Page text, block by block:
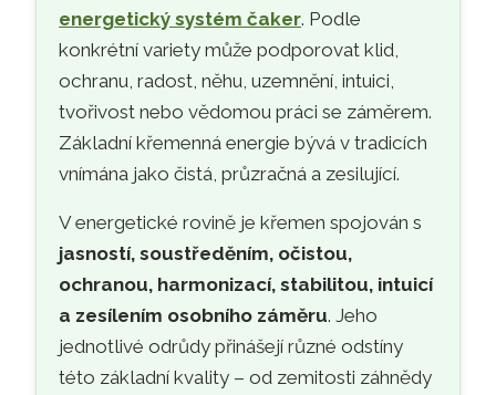
energetický systém čaker. Podle
konkrétní variety může podporovat klid,
ochranu, radost, něhu, uzemnění, intuici,
tvořivost nebo vědomou práci se záměrem.
Základní křemenná energie bývá v tradicích
vnímána jako čistá, průzračná a zesilující.
V energetické rovině je křemen spojován s
jasností, soustředěním, očistou,
ochranou, harmonizací, stabilitou, intuicí
a zesílením osobního záměru. Jeho
jednotlivé odrůdy přinášejí různé odstíny
této základní kvality – od zemitosti záhnědy